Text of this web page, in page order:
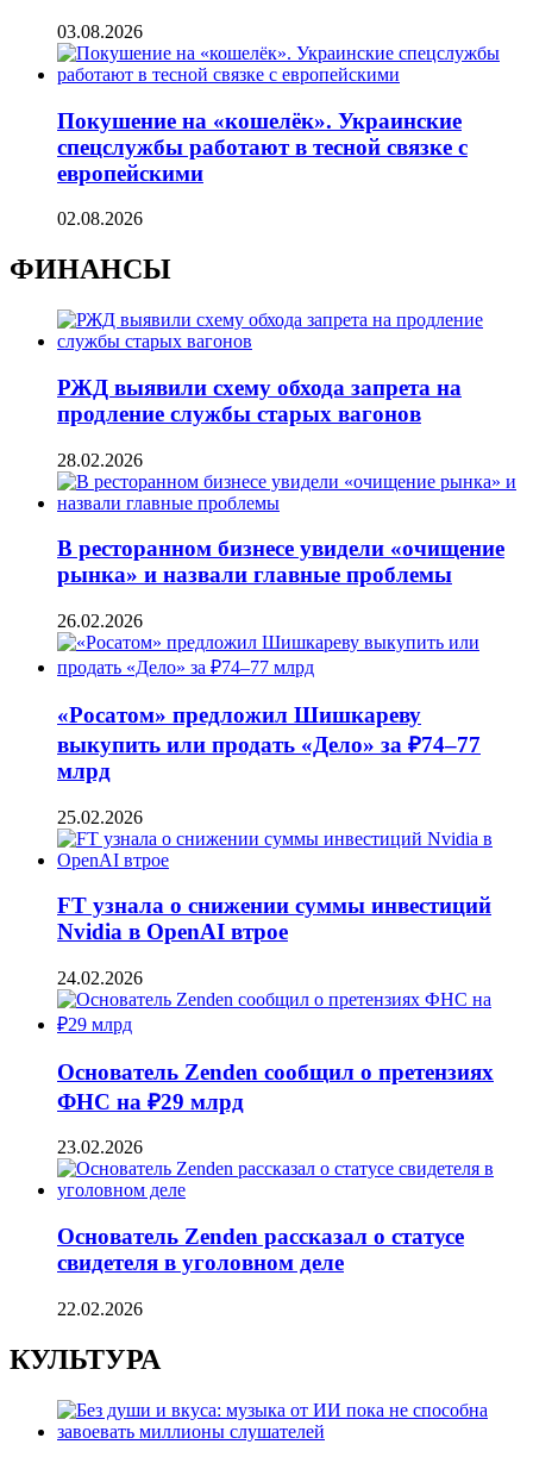
03.08.2026
Покушение на «кошелёк». Украинские
спецслужбы работают в тесной связке с
европейскими
02.08.2026
ФИНАНСЫ
РЖД выявили схему обхода запрета на
продление службы старых вагонов
28.02.2026
В ресторанном бизнесе увидели «очищение
рынка» и назвали главные проблемы
26.02.2026
«Росатом» предложил Шишкареву
выкупить или продать «Дело» за ₽74–77
млрд
25.02.2026
FT узнала о снижении суммы инвестиций
Nvidia в OpenAI втрое
24.02.2026
Основатель Zenden сообщил о претензиях
ФНС на ₽29 млрд
23.02.2026
Основатель Zenden рассказал о статусе
свидетеля в уголовном деле
22.02.2026
КУЛЬТУРА